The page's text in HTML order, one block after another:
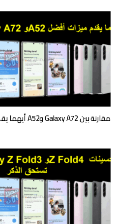
مقارنة بين Galaxy A72 وA52 أيهما يقدم ميزات أفضل